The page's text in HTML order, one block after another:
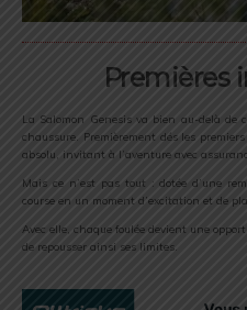
Premières
La Salomon Genesis va bien au-delà de
chaussure. Premièrement dés les
absolu, invitant à l’aventure avec
Mais ce n’est pas tout : dotée d’une
course en un moment d’excitation et de
Avec elle, chaque foulée devient une
de repousser ainsi ses limites.